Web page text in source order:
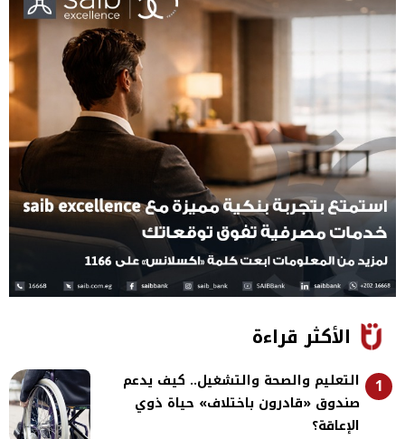
الأكثر قراءة
1
التعليم والصحة والتشغيل.. كيف يدعم
صندوق «قادرون باختلاف» حياة ذوي
الإعاقة؟